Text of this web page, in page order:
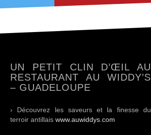
UN PETIT CLIN D’ŒIL AU
RESTAURANT AU WIDDY’S
– GUADELOUPE
› Découvrez les saveurs et la finesse du
terroir antillais www.auwiddys.com